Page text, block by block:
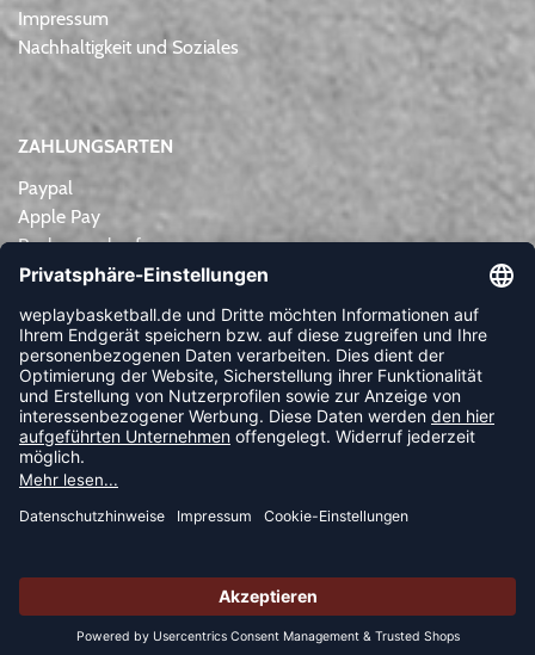
Impressum
Nachhaltigkeit und Soziales
ZAHLUNGSARTEN
Paypal
Apple Pay
Rechnungskauf
Lastschrift
Kreditkarte
Vorkasse
NEWSLETTER